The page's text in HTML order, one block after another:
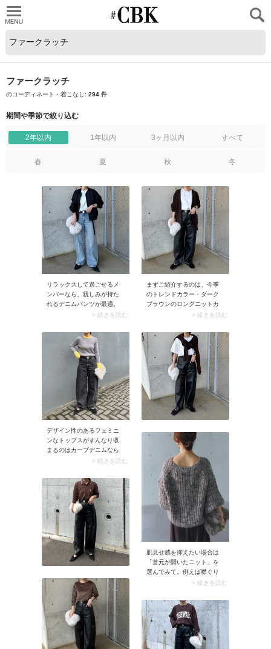
ファークラッチ
のコーディネート・着こなし: 294 件
期間や季節で絞り込む
2年以内 1年以内 3ヶ月以内 すべて
春 夏 秋 冬
リラックスして過ごせるメ
ンバーなら、親しみが持た
れるデニムパンツが最適。
メンズライクなシルエット
いめなブルゾンやパンプス
でしっかりとおしゃれ感を
プラス。肩の力が抜けた今
どきのバランスに決まりま
> 続きを読む
まずご紹介するのは、今季
のトレンドカラー・ダーク
ブラウンのロングニットカ
ーディガン。ツヤ感のある
わせてクールにまとめると
大人っぽくて素敵です。イ
ンナーには白のロンT（長袖
Tシャツ）を投入。明るさが
プラスされ洗練ムードが高
まりますよ。
> 続きを読む
デザイン性のあるフェミニ
ンなトップスがすんなり収
まるのはカーブデニムなら
では。ぴったりめニットや
ち着き、タウンユースに馴
染みます。
> 続きを読む
肌見せ感を抑えたい場合は
「首元が開いたニット」を
選んでみて。例えば襟ぐり
が深いニットはデコルテラ
～3月中旬にぴったりです。
> 続きを読む